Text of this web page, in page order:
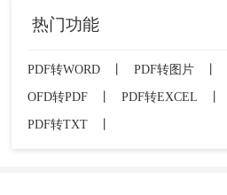
热门功能
PDF转WORD PDF转图片
OFD转PDF
PDF转EXCEL
PDF转TXT